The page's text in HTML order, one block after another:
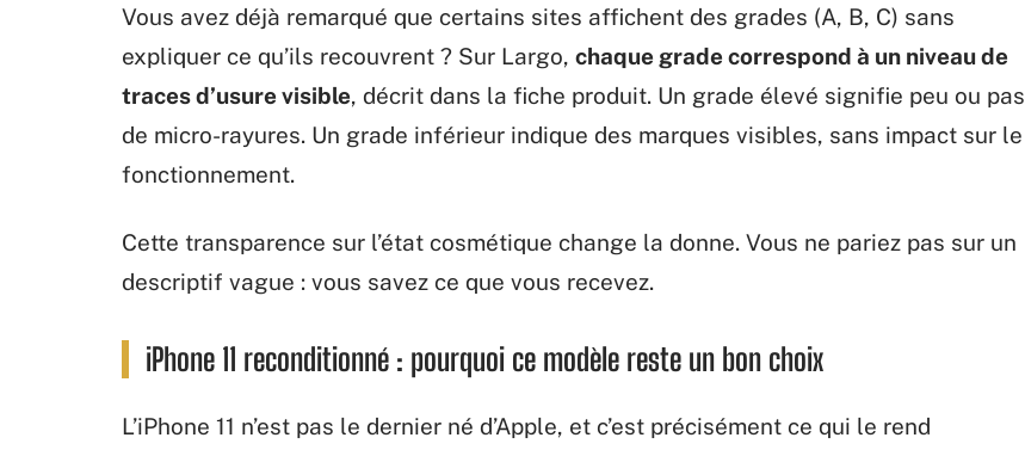
Vous avez déjà remarqué que certains sites affichent des grades (A, B, C) sans
expliquer ce qu’ils recouvrent ? Sur Largo, chaque grade correspond à un niveau de
traces d’usure visible, décrit dans la fiche produit. Un grade élevé signifie peu ou pas
de micro-rayures. Un grade inférieur indique des marques visibles, sans impact sur le
fonctionnement.
Cette transparence sur l’état cosmétique change la donne. Vous ne pariez pas sur un
descriptif vague : vous savez ce que vous recevez.
iPhone 11 reconditionné : pourquoi ce modèle reste un bon choix
L’iPhone 11 n’est pas le dernier né d’Apple, et c’est précisément ce qui le rend